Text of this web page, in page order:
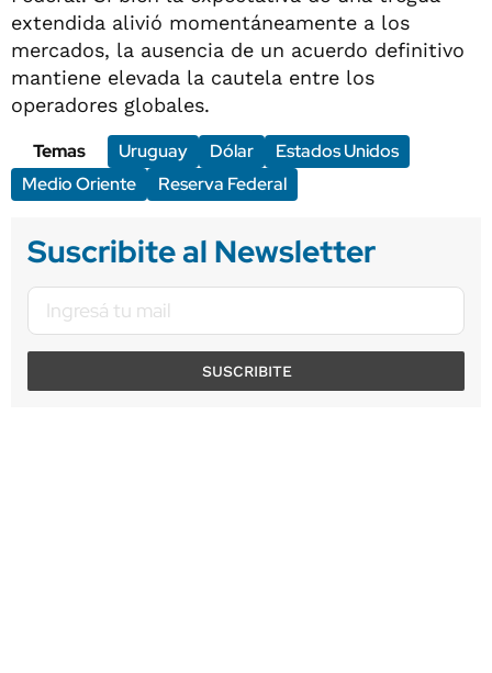
extendida alivió momentáneamente a los
mercados, la ausencia de un acuerdo definitivo
mantiene elevada la cautela entre los
operadores globales.
Temas
Uruguay Dólar
Estados Unidos
Medio Oriente
Reserva Federal
Suscribite al Newsletter
SUSCRIBITE